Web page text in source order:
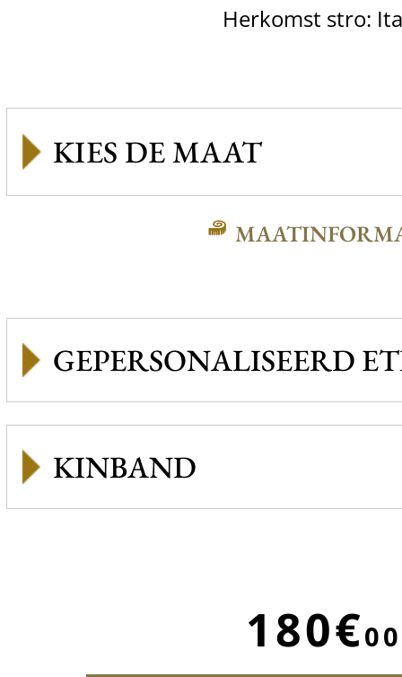
Herkomst stro:
GEPERSONALISEERD
KINBAND
180€00